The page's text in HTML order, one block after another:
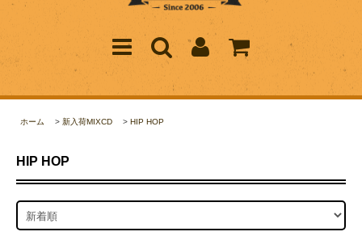
ホーム > 新入荷MIXCD > HIP HOP
HIP HOP